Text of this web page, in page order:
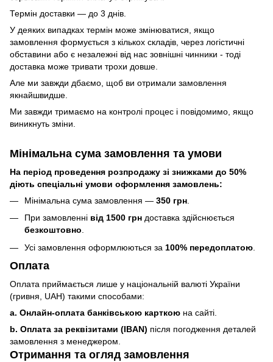
Термін доставки — до 3 днів.
У деяких випадках термін може змінюватися, якщо
замовлення формується з кількох складів, через логістичні
обставини або є незалежні від нас зовнішні чинники - тоді
доставка може тривати трохи довше.
Але ми завжди дбаємо, щоб ви отримали замовлення
якнайшвидше.
Ми завжди тримаємо на контролі процес і повідомимо, якщо
виникнуть зміни.
Мінімальна сума замовлення та умови
На період проведення розпродажу зі знижками до 50%
діють спеціальні умови оформлення замовлень:
Мінімальна сума замовлення — 350 грн
При замовленні від 1500 грн доставка здійснюється
безкоштовно.
Усі замовлення оформлюються за 100% передоплатою
Оплата
Оплата приймається лише у національній валюті України
(гривня, UAH) такими способами:
a. Онлайн-оплата банківською карткою на сайті.
b. Оплата за реквізитами (IBAN) після погодження деталей
замовлення з менеджером.
Отримання та огляд замовлення